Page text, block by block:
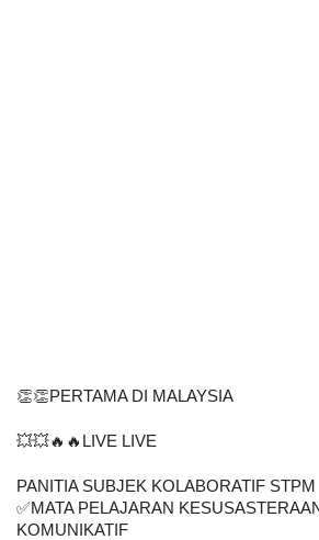
👏👏PERTAMA DI MALAYSIA
💥💥🔥🔥LIVE LIVE
PANITIA SUBJEK KOLABORATIF STPM
✅MATA PELAJARAN
KOMUNIKATIF